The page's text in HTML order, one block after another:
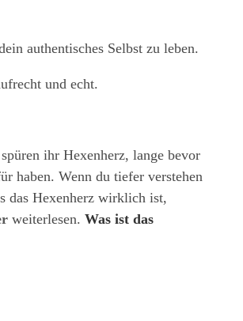
authentisches Selbst zu leben.
und echt.
ihr Hexenherz, lange bevor
haben. Wenn du tiefer verstehen
das Hexenherz wirklich ist,
weiterlesen. Was ist das